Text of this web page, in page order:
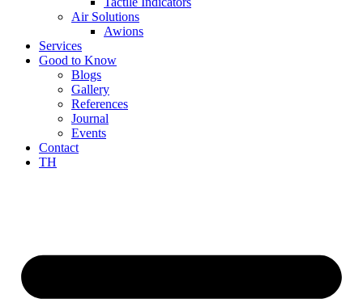
Air Solutions
Awions
Services
Good to Know
Blogs
Gallery
References
Journal
Events
Contact
TH